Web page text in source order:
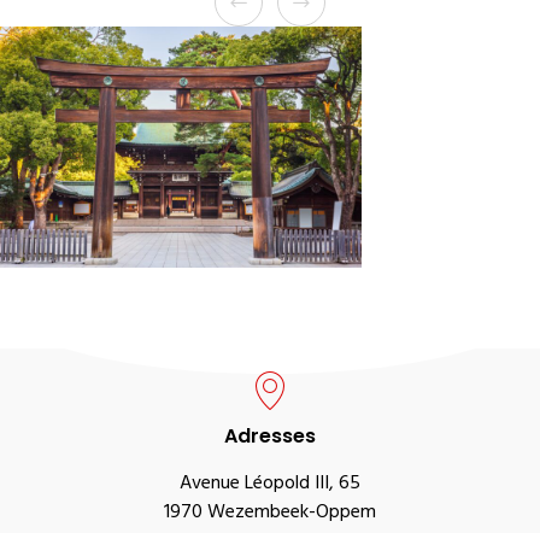
Adresses
Avenue Léopold III, 65
1970 Wezembeek-Oppem